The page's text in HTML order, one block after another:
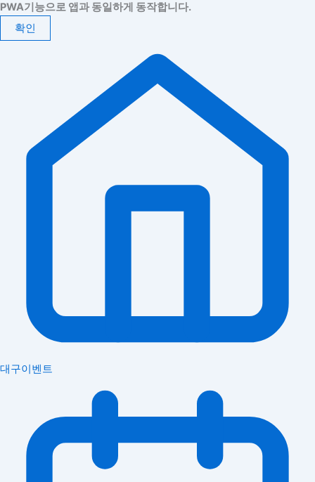
PWA기능으로 앱과 동일하게 동작합니다.
확인
대구이벤트